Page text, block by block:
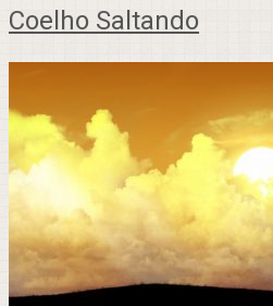
Coelho Saltando